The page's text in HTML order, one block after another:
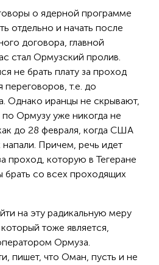
о ядерной программе
отдельно и начать после
договора, главной
стал Ормузский пролив.
не брать плату за проход
т.е. до
Однако иранцы не скрывают,
Ормузу уже никогда не
до 28 февраля, когда США
Причем, речь идет
проход, которую в Тегеране
брать со всех проходящих
на эту радикальную меру
тоже является,
Ормуза.
пишет, что Оман, пусть и не